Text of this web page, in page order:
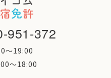
951-372
〜19:00
〜18:00